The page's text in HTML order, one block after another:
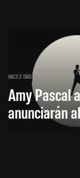
HACE 2 DÍAS
Amy Pascal
anunciarán